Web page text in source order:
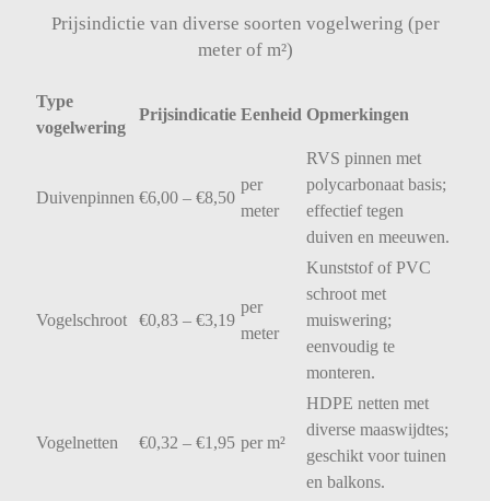
Prijsindictie van diverse soorten vogelwering (per
meter of m²)
Type
vogelwering
Prijsindicatie Eenheid Opmerkingen
Duivenpinnen €6,00 – €8,50
per
meter
RVS pinnen met
polycarbonaat basis;
effectieftegen
duiven en meeuwen.
Vogelschroot €0,83 – €3,19
per
meter
KunststofofPVC
schroot met
muiswering;
eenvoudig te
monteren.
Vogelnetten €0,32 – €1,95 per m²
HDPE netten met
diverse maaswijdtes;
geschikt voor tuinen
en balkons.